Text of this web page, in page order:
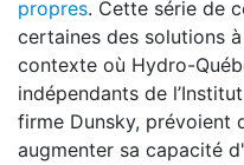
propres. Cette série de
certaines des solutions
contexte où Hydro-
indépendants de
firme Dunsky, prévoient
augmenter sa capacité